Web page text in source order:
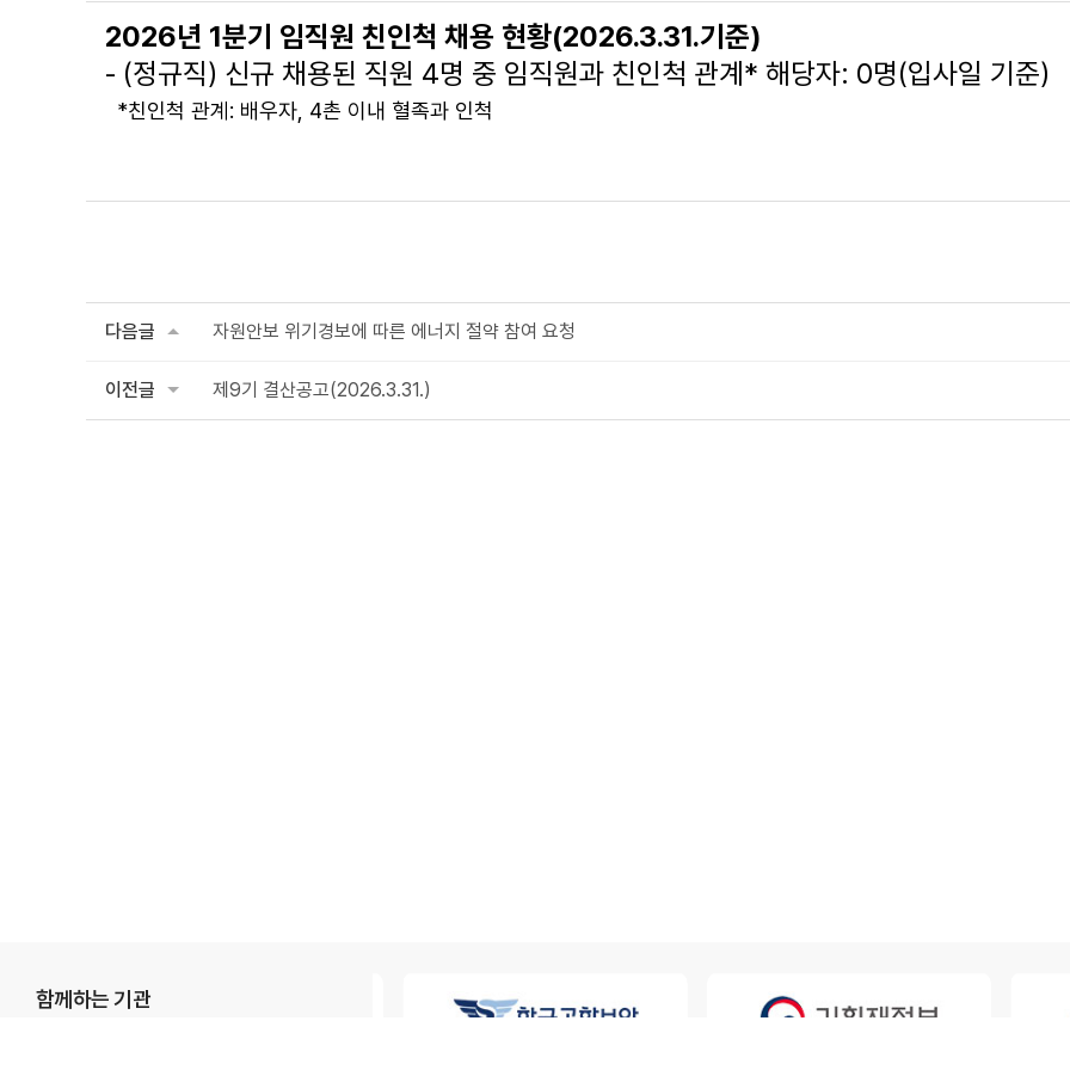
2026년 1분기 임직원 친인척 채용 현황(2026.3.31.기준)
- (정규직) 신규 채용된 직원 4명 중 임직원과 친인척 관계* 해당자: 0명(입사일 기준)
*친인척 관계: 배우자, 4촌 이내 혈족과 인척
다음글 자원안보 위기경보에 따른 에너지 절약 참여 요청
이전글 제9기 결산공고(2026.3.31.)
함께하는 기관